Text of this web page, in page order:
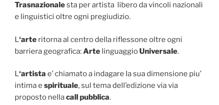
Trasnazionalesta per artista libero da vincoli nazionali
e linguistici oltre ogni pregiudizio.
L‘arte ritorna al centro della riflessone oltre ogni
barriera geografica:Arte linguaggioUniversale.
L‘artista e’ chiamato a indagare la sua dimensione piu’
intima e spirituale, sul tema dell’edizione via via
proposto nellacall pubblica.